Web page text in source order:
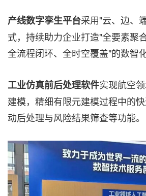
产线数字孪生平台采用"云、边、
式，持续助力企业打造"全要素聚
全流程闭环、全时空覆盖"的数智
工业仿真前后处理软件实现航空
建模，精细有限元建模过程中的
动后处理与风险结果筛查等功能。